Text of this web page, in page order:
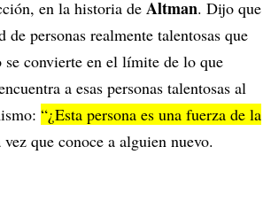
en la historia de Altman. Dijo que
de personas realmente talentosas que
se convierte en el límite de lo que
a esas personas talentosas al
“¿Esta persona es una fuerza de la
vez que conoce a alguien nuevo.